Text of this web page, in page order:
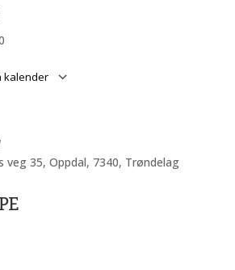
kalender
veg 35, Oppdal, 7340, Trøndelag